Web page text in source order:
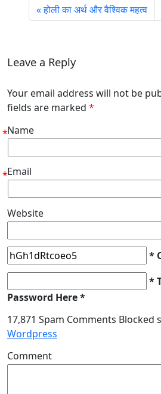
होली का अर्थ और वैश्विक महत्व
Leave a Reply
Your email address will not be
fields are marked *
Name
*
Email
*
Website
*
*
Password Here *
17,871 Spam Comments Blocked
Wordpress
Comment